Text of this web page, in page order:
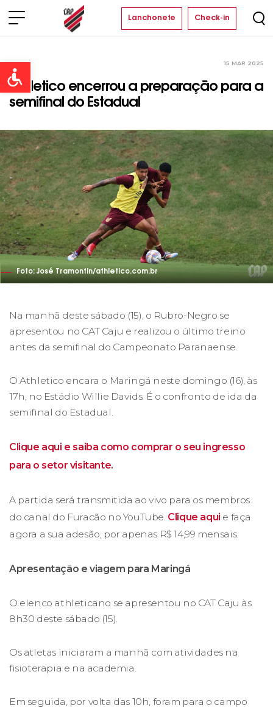
Open toolbar
Lanchonete Check-in
15 MAR 2025
Athletico encerrou a preparação para a
semifinal do Estadual
Foto: José Tramontin/athletico.com.br
Na manhã deste sábado (15), o Rubro-Negro se
apresentou no CAT Caju e realizou o último treino
antes da semifinal do Campeonato Paranaense.
O Athletico encara o Maringá neste domingo (16), às
17h, no Estádio Willie Davids. É o confronto de ida da
semifinal do Estadual.
Clique aqui e saiba como comprar o seu ingresso
para o setor visitante.
A partida será transmitida ao vivo para os membros
do canal do Furacão no YouTube. Clique aqui e faça
agora a sua adesão, por apenas R$ 14,99 mensais.
Apresentação e viagem para Maringá
O elenco athleticano se apresentou no CAT Caju às
8h30 deste sábado (15).
Os atletas iniciaram a manhã com atividades na
fisioterapia e na academia.
Em seguida, por volta das 10h, foram para o campo